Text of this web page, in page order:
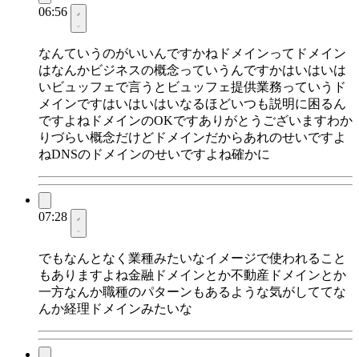
06:56
なんていうのがいいんですかねドメインってドメイン
はなんかビジネスの概念っていうんですかはいはいは
いビュッフェで言うとビュッフェ提供業務っていうド
メインですはいはいはいなるほどいつも説明に困るん
ですよねドメインのOKですありがとうございますわか
りづらい概念だけどドメインだからあれのせいですよ
ねDNSのドメインのせいですよね確かに
07:28
でもなんとなく業種みたいなイメージで使われること
もありますよね金融ドメインとか不動産ドメインとか
一方なんか職種のパターンもあるような気がしててな
んか経理ドメインみたいな